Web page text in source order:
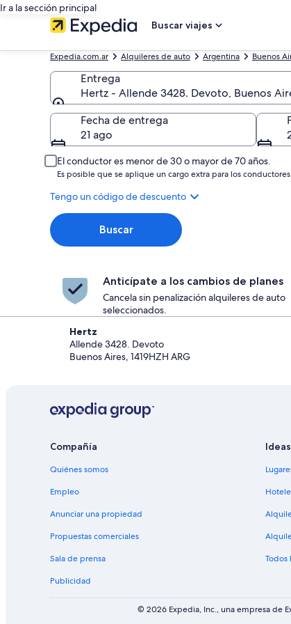
Ir a la sección principal
Buscar viajes
Expedia.com.ar Alquileres de auto Argentina Buenos
Entrega
Hertz - Allende 3428. Devoto, Buenos
Entrega
Fecha de entrega
21 ago
El conductor es menor de 30 o mayor de 70 años.
Es posible que se aplique un cargo extra para los
Tengo un código de descuento
Buscar
Anticípate a los cambios de planes
Cancela sin penalización alquileres de auto
seleccionados.
Hertz
Allende 3428. Devoto
Buenos Aires, 1419HZH ARG
Compañía
Quiénes somos
Empleo
Anunciar una propiedad
Propuestas comerciales
Sala de prensa
Publicidad
Todos
© 2026 Expedia, Inc., una empresa de